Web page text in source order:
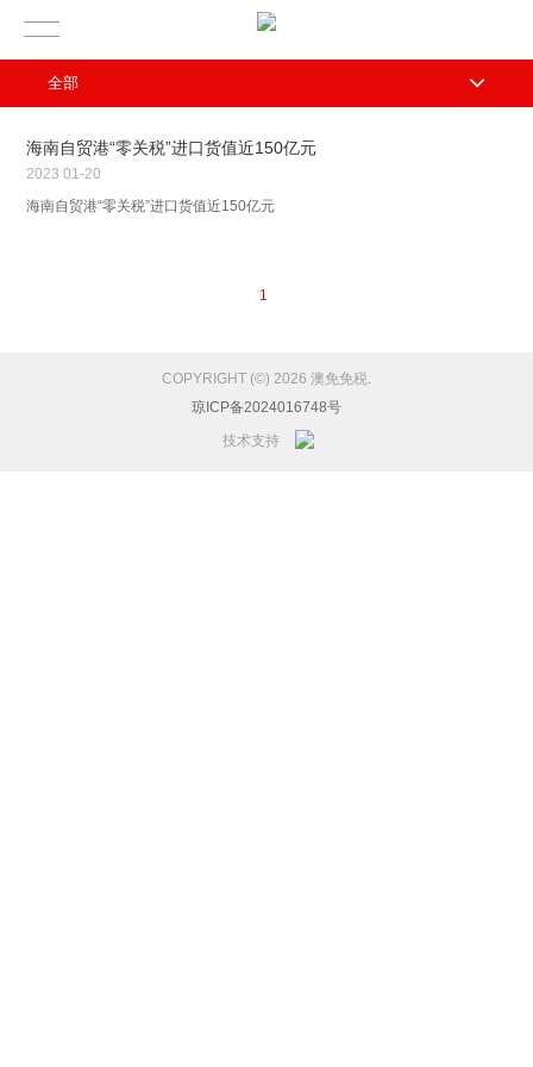
海南自贸港“零关税”进口货值近150亿元
2023 01-20
海南自贸港“零关税”进口货值近150亿元
1
COPYRIGHT (©) 2026 澳免免税.
琼ICP备2024016748号
技术支持
全部